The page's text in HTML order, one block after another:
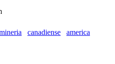
canadiense
america